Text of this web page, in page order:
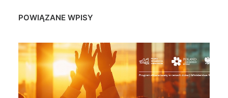
POWIĄZANE WPISY